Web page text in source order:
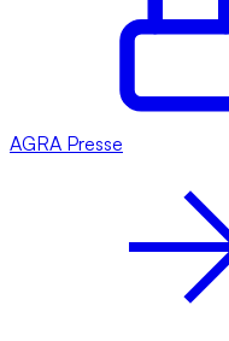
AGRA Presse